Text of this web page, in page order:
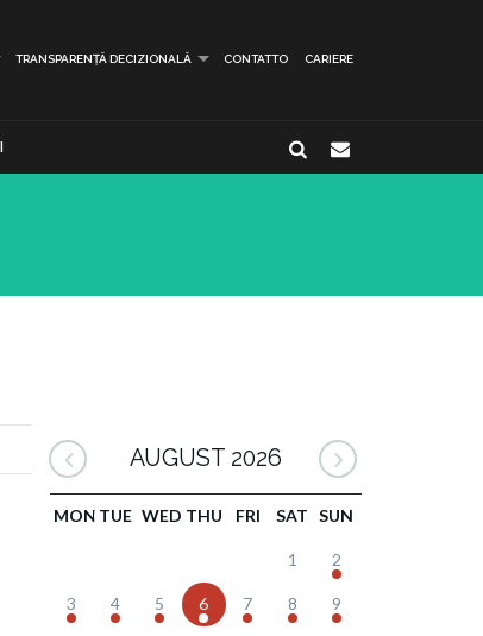
TRANSPARENȚĂ DECIZIONALĂ CONTATTO CARIERE
AUGUST 2026
MON TUE WED THU FRI SAT SUN
1 2
3 4 5 6 7 8 9